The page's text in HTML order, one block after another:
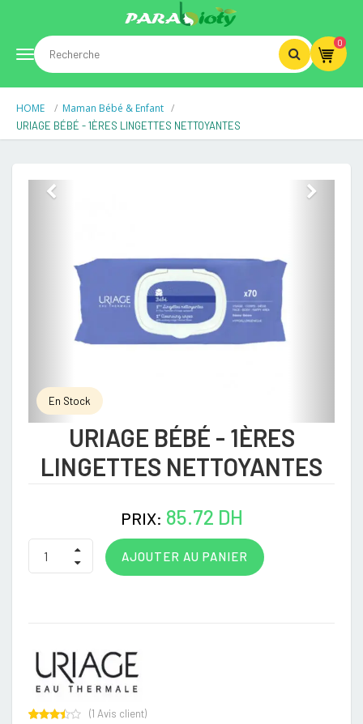
Toggle
navigation
0
HOME Maman Bébé & Enfant
URIAGE BÉBÉ - 1ÈRES LINGETTES NETTOYANTES
En Stock
URIAGE BÉBÉ - 1ÈRES
LINGETTES NETTOYANTES
PRIX: 85.72 DH
AJOUTER AU PANIER
(1 Avis client)